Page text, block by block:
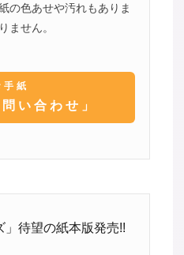
の色あせや汚れもありま
ません。
手紙
い合わせ」
」待望の紙本版発売!!